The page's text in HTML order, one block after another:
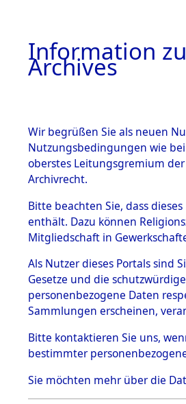
BESTÄNDE
1.
mente
5. Verschiedenes
5.3
Todesmärsche
5.3.1 Alliierte
Erhebungen
zu
Todesmärsch
en
5.3.2
Information
Archives
Wir begrüßen Sie als neuen
Nutzungsbedingungen wie
oberstes Leitungsgremium
Archivrecht.
Bitte beachten Sie, dass
enthält. Dazu können
Mitgliedschaft in
Als Nutzer dieses Portals sind
Gesetze und die
personenbezogene Daten
Sammlungen erscheinen,
Bitte kontaktieren Sie uns,
bestimmter
Sie möchten mehr über die